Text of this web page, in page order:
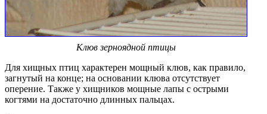
Клюв зерноядной птицы
Для хищных птиц характерен мощный клюв, как правило,
загнутый на конце; на основании клюва отсутствует
оперение. Также у хищников мощные лапы с острыми
когтями на достаточно длинных пальцах.